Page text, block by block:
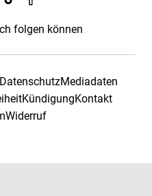
folgen können
DatenschutzMediadaten
KündigungKontakt
Widerruf